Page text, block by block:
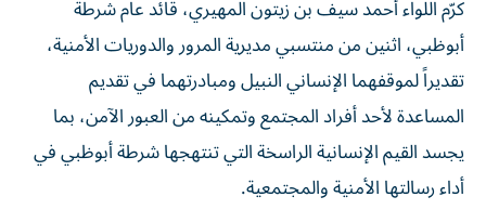
كرّم اللواء أحمد سيف بن زيتون المهيري، قائد عام شرطة
أبوظبي، اثنين من منتسبي مديرية المرور والدوريات الأمنية،
تقديراً لموقفهما الإنساني النبيل ومبادرتهما في تقديم
المساعدة لأحد أفراد المجتمع وتمكينه من العبور الآمن، بما
يجسد القيم الإنسانية الراسخة التي تنتهجها شرطة أبوظبي في
أداء رسالتها الأمنية والمجتمعية.